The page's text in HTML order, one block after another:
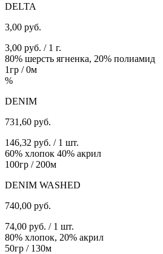
DELTA
3,00 руб.
3,00 руб. / 1 г.
80% шерсть ягненка, 20% полиамид
1гр / 0м
%
DENIM
731,60 руб.
146,32 руб. / 1 шт.
60% хлопок 40% акрил
100гр / 200м
DENIM WASHED
740,00 руб.
74,00 руб. / 1 шт.
80% хлопок, 20% акрил
50гр / 130м